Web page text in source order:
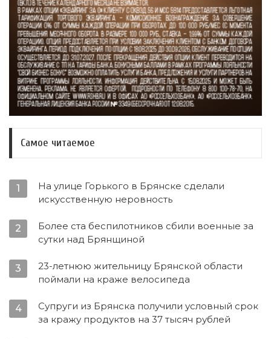
Самое читаемое
1
На улице Горького в Брянске сделали
искусственную неровность
2
Более ста беспилотников сбили военные за
сутки над Брянщиной
3
23-летнюю жительницу Брянской области
поймали на краже велосипеда
4
Супруги из Брянска получили условный срок
за кражу продуктов на 37 тысяч рублей